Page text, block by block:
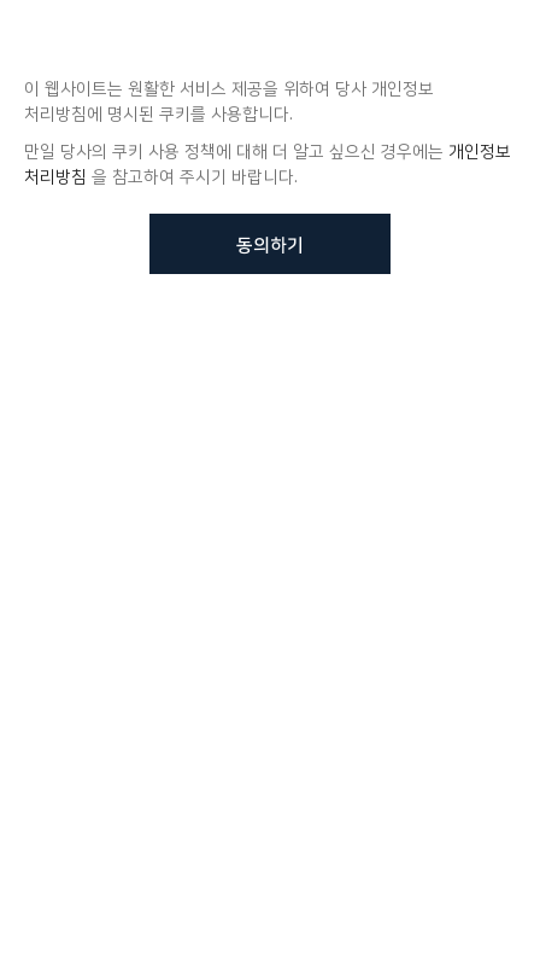
이 웹사이트는 원활한 서비스 제공을 위하여 당사 개인정보
처리방침에 명시된 쿠키를 사용합니다.
만일 당사의 쿠키 사용 정책에 대해 더 알고 싶으신 경우에는 개인정보
처리방침 을 참고하여 주시기 바랍니다.
동의하기